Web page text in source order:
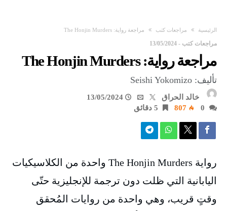
‫الرئيسية‬ مراجعات كتب مراجعة رواية: The Honjin Murders
مراجعات كتب -
13/05/2024
مراجعة رواية: The Honjin Murders
تأليف: Seishi Yokomizo
خالد الحراق
13/05/2024
807 5 ‫دقائق‬
رواية The Honjin Murders واحدة من الكلاسيكيات
اليابانية التي ظلت دون ترجمة للإنجليزية حتّى
وقتٍ قريب، وهي واحدة من روايات المُحقق